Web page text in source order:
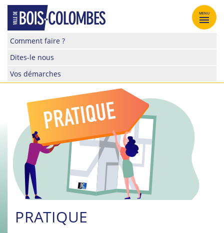
Skip
content
Site
de
la
Colombes
Comment faire ?
Dites-le nous
Vos démarches
MENU
PRATIQUE